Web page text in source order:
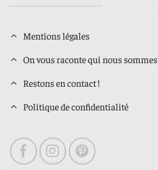
Mentions légales
On vous raconte qui nous sommes
Restons en contact !
Politique de confidentialité